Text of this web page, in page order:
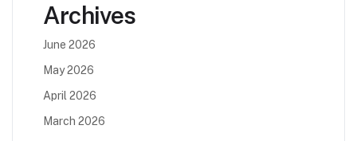
Archives
June 2026
May 2026
April 2026
March 2026